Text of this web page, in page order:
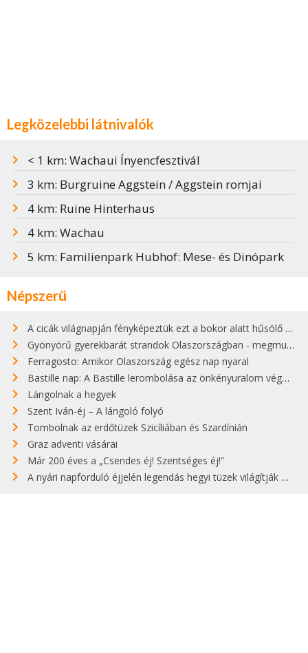
Legközelebbi látnivalók
< 1 km: Wachaui Ínyencfesztivál
3 km: Burgruine Aggstein / Aggstein romjai
4 km: Ruine Hinterhaus
4 km: Wachau
5 km: Familienpark Hubhof: Mese- és Dinópark
Népszerű
A cicák világnapján fényképeztük ezt a bokor alatt hűsölő cicát Kisorosziban
Gyönyörű gyerekbarát strandok Olaszországban - megmutatjuk a 15 legjobbat
Ferragosto: Amikor Olaszország egész nap nyaral
Bastille nap: A Bastille lerombolása az önkényuralom végét jelentette
Lángolnak a hegyek
Szent Iván-éj – A lángoló folyó
Tombolnak az erdőtüzek Szicíliában és Szardínián
Graz adventi vásárai
Már 200 éves a „Csendes éj! Szentséges éj!”
A nyári napforduló éjjelén legendás hegyi tüzek világítják meg Zugspitzét